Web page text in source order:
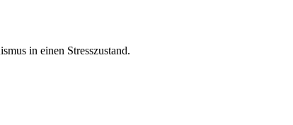
in einen Stresszustand.